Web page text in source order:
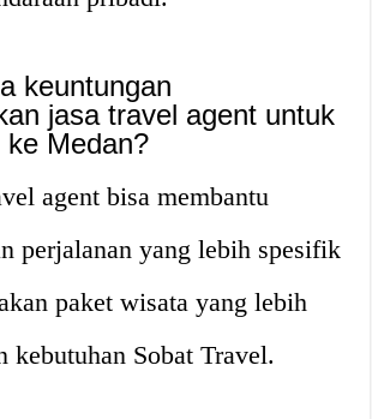
keuntungan
jasa travel agent untuk
ke Medan?
agent bisa membantu
perjalanan yang lebih spesifik
paket wisata yang lebih
kebutuhan Sobat Travel.